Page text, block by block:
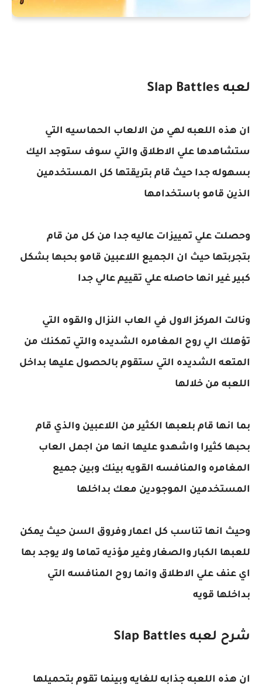
لعبه Slap Battles
ان هذه اللعبه لهي من الالعاب الحماسيه التي
ستشاهدها علي الاطلاق والتي سوف ستوجد اليك
بسهوله جدا حيث قام بتريقتها كل المستخدمين
الذين قامو باستخدامها
وحصلت علي تمييزات عاليه جدا من كل من قام
بتجربتها حيث ان الجميع اللاعبين قامو بحبها بشكل
كبير غير انها حاصله علي تقييم عالي جدا
ونالت المركز الاول في العاب النزال والقوه التي
تؤهلك الي روح المغامره الشديده والتي تمكنك من
المتعه الشديده التي ستقوم بالحصول عليها بداخل
اللعبه من خلالها
بما انها قام بلعبها الكثير من اللاعبين والذي قام
بحبها كثيرا واشهدو عليها انها من اجمل العاب
المغامره والمنافسه القويه بينك وبين جميع
المستخدمين الموجودين معك بداخلها
وحيث انها تناسب كل اعمار وفروق السن حيث يمكن
للعبها الكبار والصغار وغير مؤذيه تماما ولا يوجد بها
اي عنف علي الاطلاق وانما روح المنافسه التي
بداخلها قويه
شرح لعبه Slap Battles
ان هذه اللعبه جذابه للغايه وبينما تقوم بتحميلها